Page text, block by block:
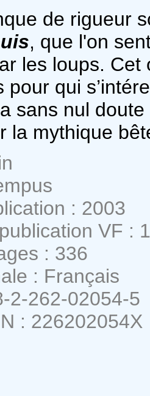
de rigueur
, que l'on
les loups.
pour qui
sans nul
la mythique
: 2003
VF :
: 336
: Français
2-262-02054-5
: 226202054X